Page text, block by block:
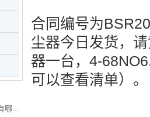
合同编号为
尘器今日发货，
器一台，4-
可以查看清单）。
哪...